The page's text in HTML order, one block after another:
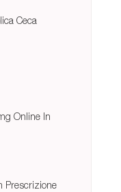
Ceca
Online In
Prescrizione